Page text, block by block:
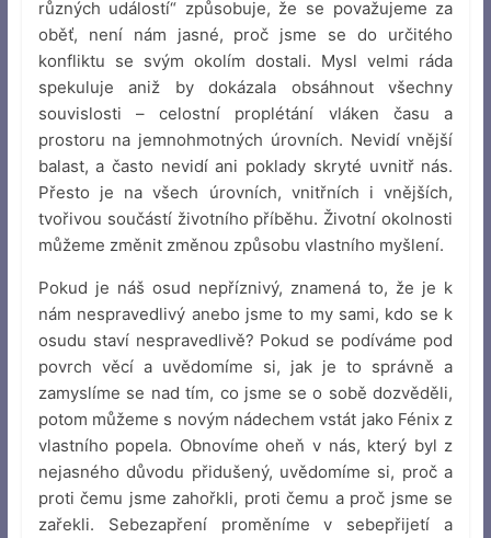
různých událostí“ způsobuje, že se považujeme za
oběť, není nám jasné, proč jsme se do určitého
konfliktu se svým okolím dostali. Mysl velmi ráda
spekuluje aniž by dokázala obsáhnout všechny
souvislosti – celostní proplétání vláken času a
prostoru na jemnohmotných úrovních. Nevidí vnější
balast, a často nevidí ani poklady skryté uvnitř nás.
Přesto je na všech úrovních, vnitřních i vnějších,
tvořivou součástí životního příběhu. Životní okolnosti
můžeme změnit změnou způsobu vlastního myšlení.
Pokud je náš osud nepříznivý, znamená to, že je k
nám nespravedlivý anebo jsme to my sami, kdo se k
osudu staví nespravedlivě? Pokud se podíváme pod
povrch věcí a uvědomíme si, jak je to správně a
zamyslíme se nad tím, co jsme se o sobě dozvěděli,
potom můžeme s novým nádechem vstát jako Fénix z
vlastního popela. Obnovíme oheň v nás, který byl z
nejasného důvodu přidušený, uvědomíme si, proč a
proti čemu jsme zahořkli, proti čemu a proč jsme se
zařekli. Sebezapření proměníme v sebepřijetí a